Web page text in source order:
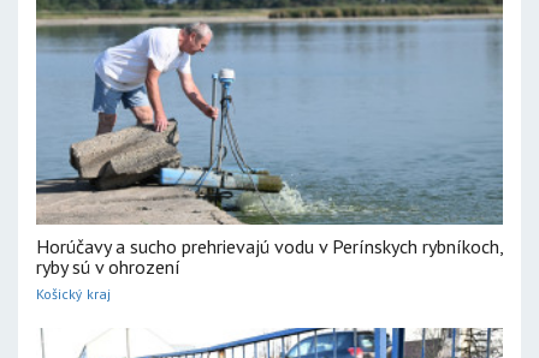
Horúčavy a sucho prehrievajú vodu v Perínskych rybníkoch,
ryby sú v ohrození
Košický kraj